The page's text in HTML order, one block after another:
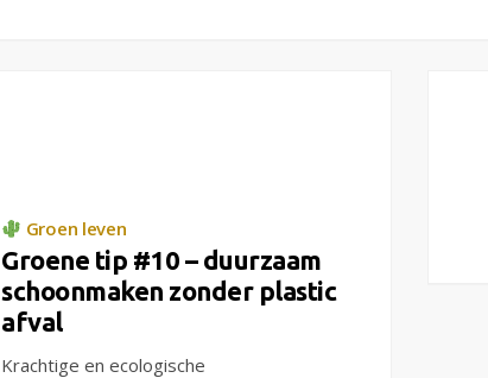
Groen leven
Groene tip #10 – duurzaam
schoonmaken zonder plastic
afval
Krachtige en ecologische